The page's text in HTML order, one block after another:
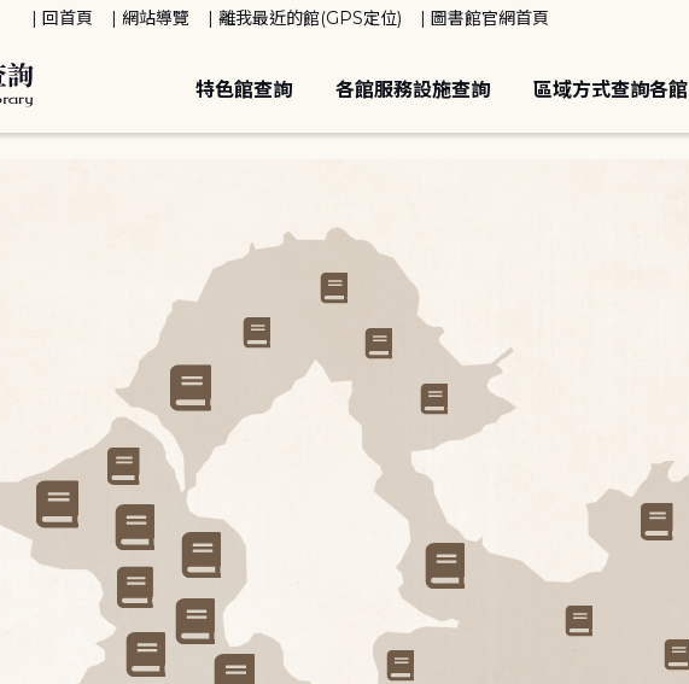
回首頁 網站導覽 離我最近的館(GPS定位) 圖書館官網首頁
特色館查詢 各館服務設施查詢 區域方式查詢各館